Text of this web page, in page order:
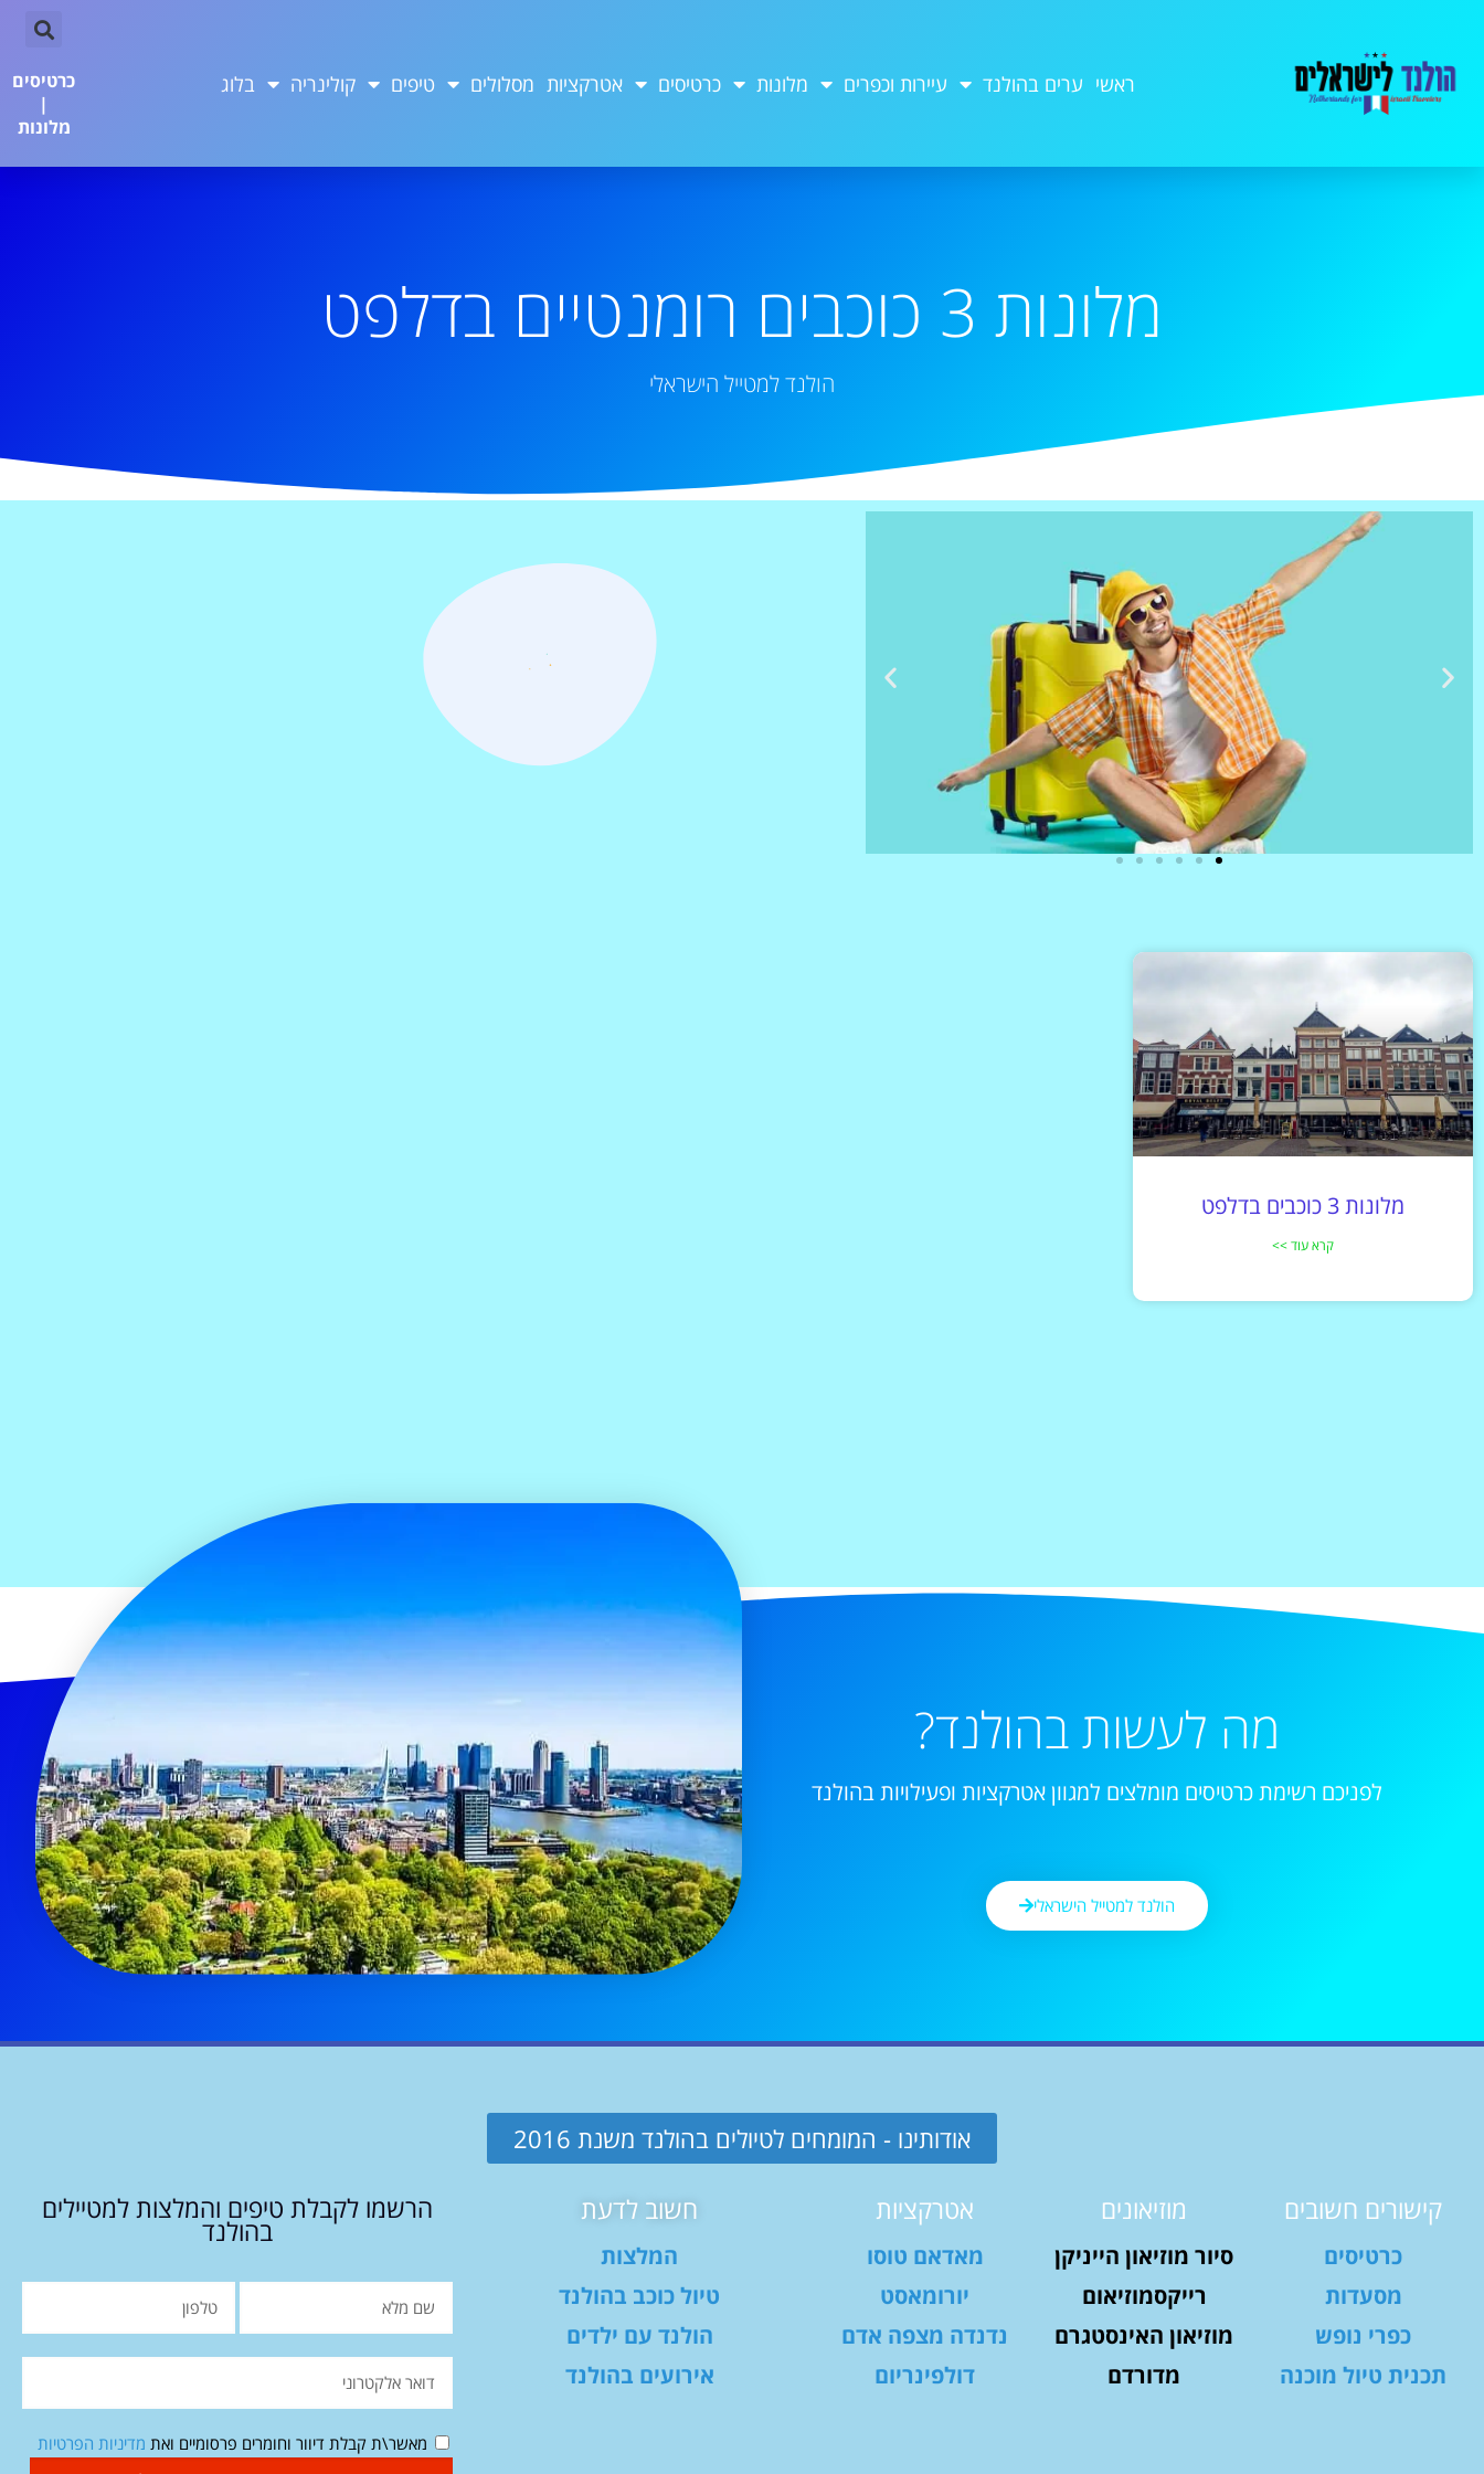
ראשי ערים בהולנד עיירות וכפרים מלונות כרטיסים אטרקציות מסלולים טיפים קולינריה בלוג
כרטיסים
|
מלונות
מלונות 3 כוכבים רומנטיים בדלפט
הולנד למטייל הישראלי
מלונות 3 כוכבים בדלפט
קרא עוד >>
מה לעשות בהולנד?
לפניכם רשימת כרטיסים מומלצים למגוון אטרקציות ופעילויות בהולנד
הולנד למטייל הישראלי
אודותינו - המומחים לטיולים בהולנד משנת 2016
קישורים חשובים
כרטיסים
מסעדות
כפרי נופש
תכנית טיול מוכנה
מוזיאונים
סיור מוזיאון הייניקן
רייקסמוזיאום
מוזיאון האינסטגרם
מדורדם
אטרקציות
מאדאם טוסו
יורומאסט
נדנדה מצפה אדם
דולפינריום
חשוב לדעת
המלצות
טיול כוכב בהולנד
הולנד עם ילדים
אירועים בהולנד
הרשמו לקבלת טיפים והמלצות למטיילים
בהולנד
מאשר\ת קבלת דיוור וחומרים פרסומיים ואת מדיניות הפרטיות